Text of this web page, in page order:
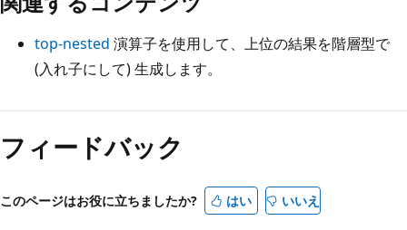
top-nested 演算子を使用して、上位の結果を階層型で
(入れ子にして) 生成します。
読
取
モ
フィードバック
このページはお役に立ちましたか? はい いいえ